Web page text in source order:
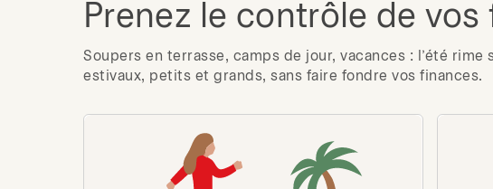
Prenez le contrôle de
Soupers en terrasse, camps de jour, vacances : l’été
estivaux, petits et grands, sans faire fondre vos finances.